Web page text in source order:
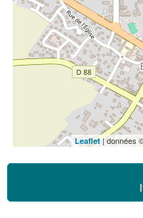
Leaflet| données